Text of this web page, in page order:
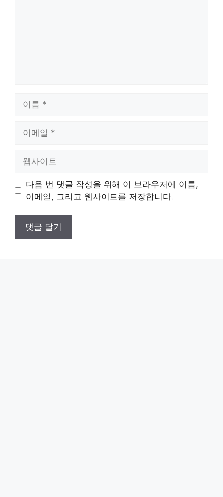
트
다음 번 댓글 작성을 위해 이 브라우저에 이름,
이메일, 그리고 웹사이트를 저장합니다.